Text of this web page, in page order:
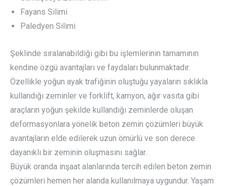
Fayans Silimi
Paledyen Silimi
Şeklinde sıralanabildiği gibi bu işlemlerinin tamamının
kendine özgü avantajları ve faydaları bulunmaktadır.
Özellikle yoğun ayak trafiğinin oluştuğu yayaların sıklıkla
kullandığı zeminler ve forklift, kamyon, ağır vasıta gibi
araçların yoğun şekilde kullandığı zeminlerde oluşan
deformasyonlara yönelik beton zemin çözümleri büyük
avantajların elde edilerek uzun ömürlü ve son derece
dayanıklı bir zeminin oluşmasını sağlar.
Büyük oranda inşaat alanlarında tercih edilen beton zemin
çözümleri hemen her alanda kullanılmaya uygundur. Yaşam